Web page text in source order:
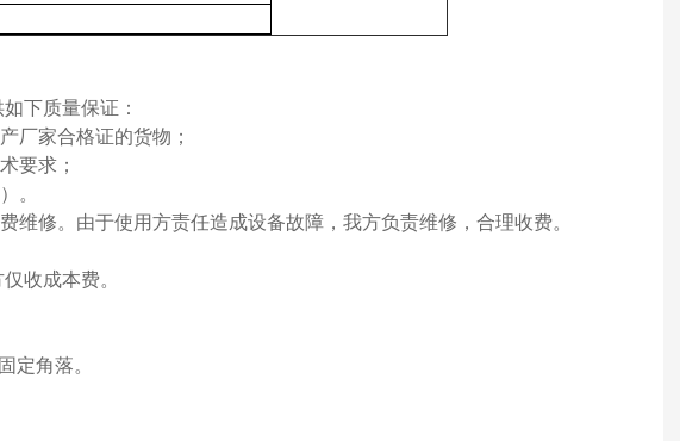
下质量保证：
厂家合格证的货物；
要求；
。
维修。由于使用方责任造成设备故障，我方负责维修，合理收费。
收成本费。
定角落。